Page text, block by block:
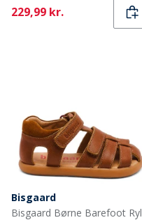
Current
229,99 kr.
Bisgaard